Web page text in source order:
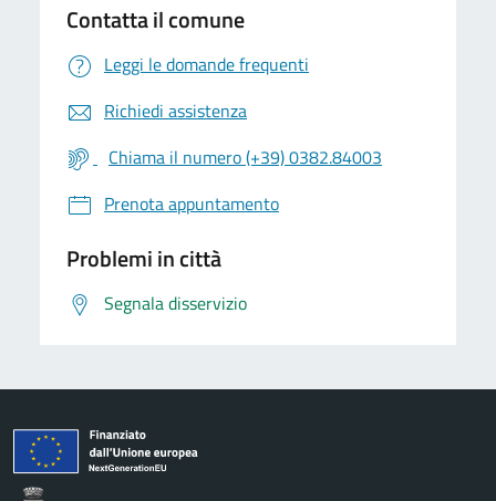
Contatta il comune
Leggi le domande frequenti
Richiedi assistenza
Chiama il numero (+39) 0382.84003
Prenota appuntamento
Problemi in città
Segnala disservizio